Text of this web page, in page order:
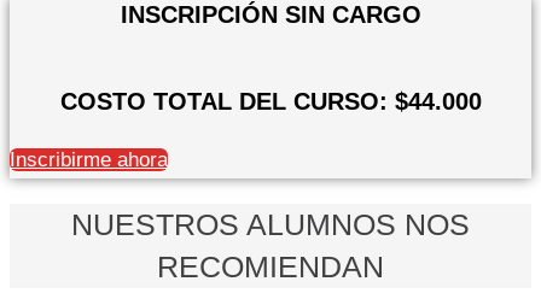
INSCRIPCIÓN SIN CARGO
COSTO TOTAL DEL CURSO: $44.000
Inscribirme ahora
NUESTROS ALUMNOS NOS
RECOMIENDAN